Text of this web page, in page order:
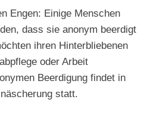
Engen: Einige Menschen
dass sie anonym beerdigt
ihren Hinterbliebenen
oder Arbeit
Beerdigung findet in
statt.